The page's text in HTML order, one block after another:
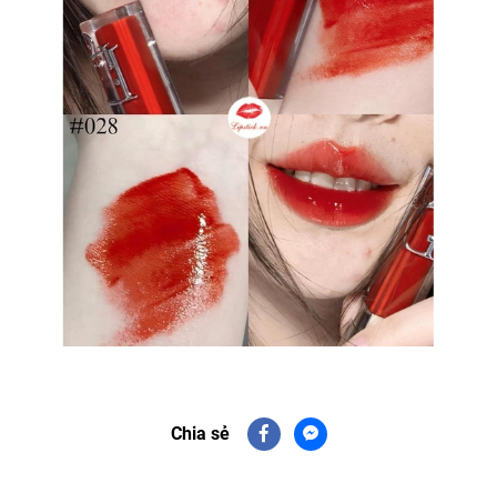
Chia sẻ